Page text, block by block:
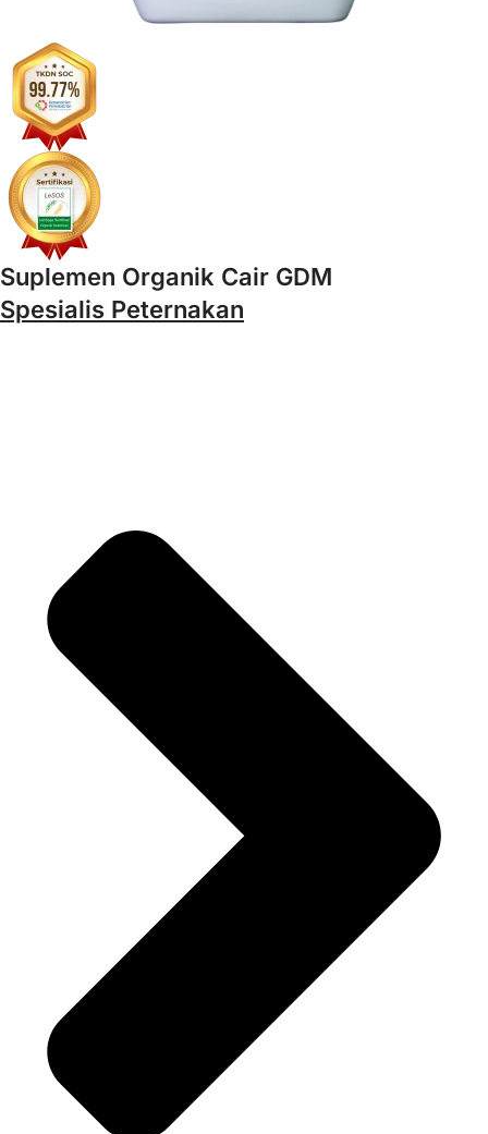
Suplemen Organik Cair GDM
Spesialis Peternakan